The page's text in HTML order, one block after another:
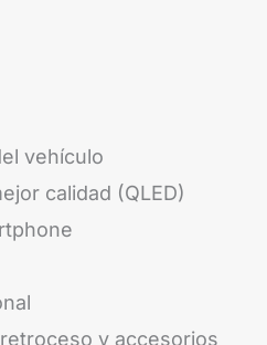
vehículo
calidad (QLED)
y accesorios